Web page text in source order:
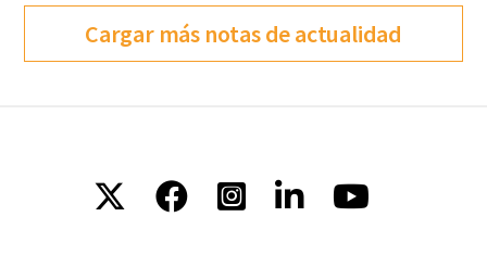
Cargar más notas de actualidad